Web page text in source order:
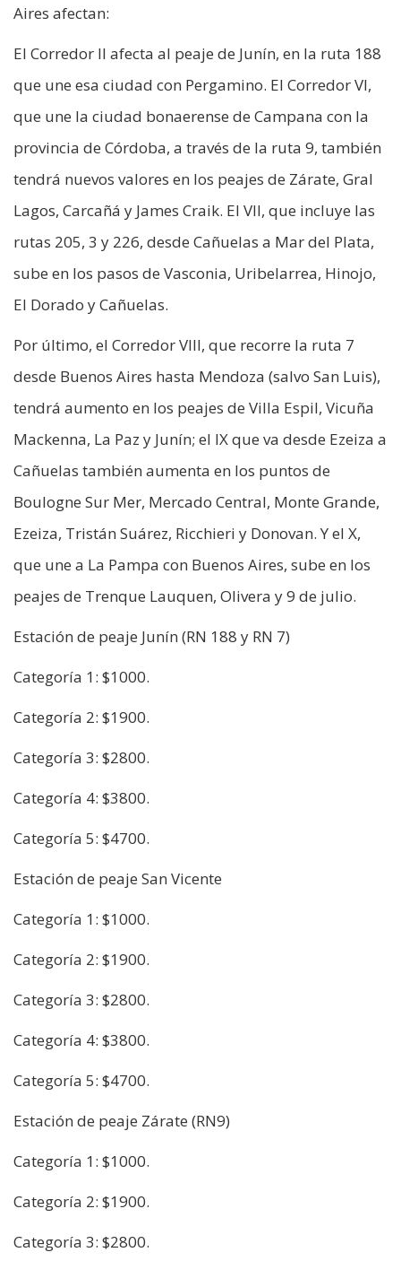
Aires afectan:
El Corredor II afecta al peaje de Junín, en la ruta 188
que une esa ciudad con Pergamino. El Corredor VI,
que une la ciudad bonaerense de Campana con la
provincia de Córdoba, a través de la ruta 9, también
tendrá nuevos valores en los peajes de Zárate, Gral
Lagos, Carcañá y James Craik. El VII, que incluye las
rutas 205, 3 y 226, desde Cañuelas a Mar del Plata,
sube en los pasos de Vasconia, Uribelarrea, Hinojo,
El Dorado y Cañuelas.
Por último, el Corredor VIII, que recorre la ruta 7
desde Buenos Aires hasta Mendoza (salvo San Luis),
tendrá aumento en los peajes de Villa Espil, Vicuña
Mackenna, La Paz y Junín; el IX que va desde Ezeiza a
Cañuelas también aumenta en los puntos de
Boulogne Sur Mer, Mercado Central, Monte Grande,
Ezeiza, Tristán Suárez, Ricchieri y Donovan. Y el X,
que une a La Pampa con Buenos Aires, sube en los
peajes de Trenque Lauquen, Olivera y 9 de julio.
Estación de peaje Junín (RN 188 y RN 7)
Categoría 1: $1000.
Categoría 2: $1900.
Categoría 3: $2800.
Categoría 4: $3800.
Categoría 5: $4700.
Estación de peaje San Vicente
Categoría 1: $1000.
Categoría 2: $1900.
Categoría 3: $2800.
Categoría 4: $3800.
Categoría 5: $4700.
Estación de peaje Zárate (RN9)
Categoría 1: $1000.
Categoría 2: $1900.
Categoría 3: $2800.